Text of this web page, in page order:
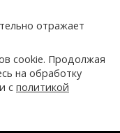
отражает
cookie. Продолжая
на обработку
с политикой